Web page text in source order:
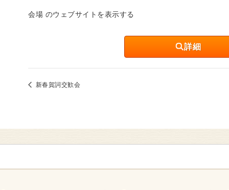
会場 のウェブサイトを表示する
詳細
新春賀詞交歓会